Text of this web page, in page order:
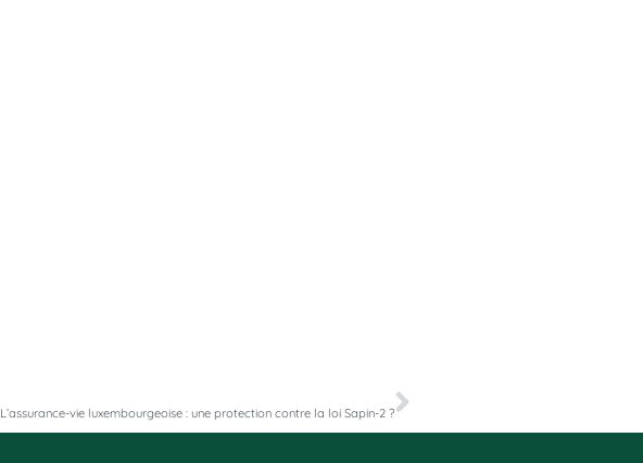
L’assurance-vie luxembourgeoise : une protection contre la loi Sapin-2 ?